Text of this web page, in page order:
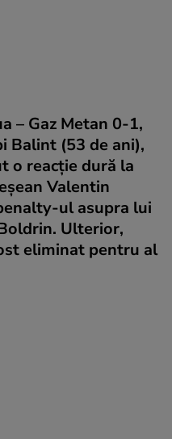
– Gaz Metan 0-1,
Balint (53 de ani),
o reacție dură la
Valentin
ul asupra lui
Ulterior,
eliminat pentru al